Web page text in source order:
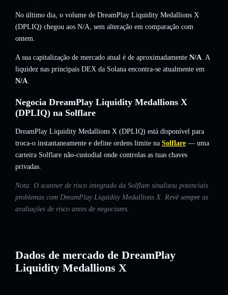
No último dia, o volume de DreamPlay Liquidity Medallions X
(DPLIQ) chegou aos N/A, sem alteração em comparação com
ontem.
A sua capitalização de mercado atual é de aproximadamente N/A. A
liquidez nas principais DEX da Solana encontra-se atualmente em
N/A.
Negocia DreamPlay Liquidity Medallions X
(DPLIQ) na Solflare
DreamPlay Liquidity Medallions X (DPLIQ) está disponível para
troca-o instantaneamente e define ordens limite na Solflare — uma
carteira Solflare não-custodial onde controlas as tuas chaves
privadas.
Nota: O scanner de risco integrado da Solflare sinalizou potenciais
problemas com DreamPlay Liquidity Medallions X. Revê sempre as
avaliações de risco antes de negociares.
Dados de mercado de DreamPlay
Liquidity Medallions X